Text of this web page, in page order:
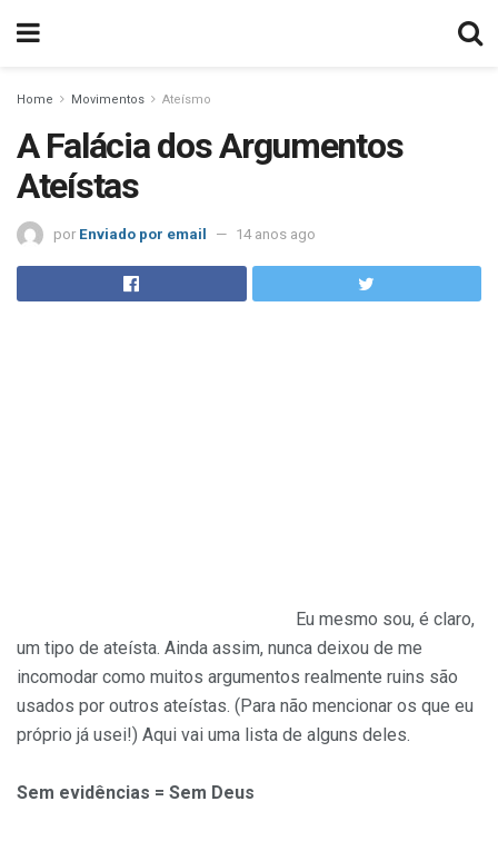
Home Movimentos Ateísmo
A Falácia dos Argumentos
Ateístas
por Enviado por email 14 anos ago
Eu mesmo sou, é claro,
um tipo de ateísta. Ainda assim, nunca deixou de me
incomodar como muitos argumentos realmente ruins são
usados por outros ateístas. (Para não mencionar os que eu
próprio já usei!) Aqui vai uma lista de alguns deles.
Sem evidências = Sem Deus